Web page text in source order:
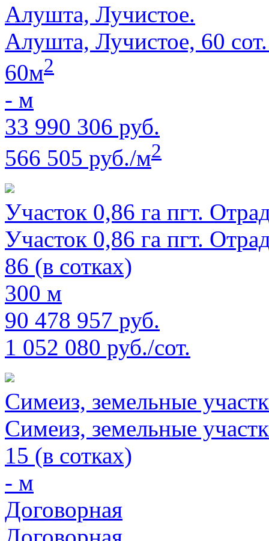
Алушта, Лучистое.
Алушта, Лучистое, 60
60м2
- м
33 990 306 руб.
566 505 руб./м2
Участок 0,86 га пгт.
Участок 0,86 га пгт.
86 (в сотках)
300 м
90 478 957 руб.
1 052 080 руб./сот.
Симеиз, земельные
Симеиз, земельные
15 (в сотках)
- м
Договорная